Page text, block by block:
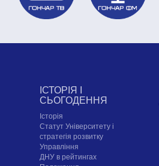
ІСТОРІЯ І
СЬОГОДЕННЯ
Історія
Статут Університету і
стратегія розвитку
Управління
ДНУ в рейтингах